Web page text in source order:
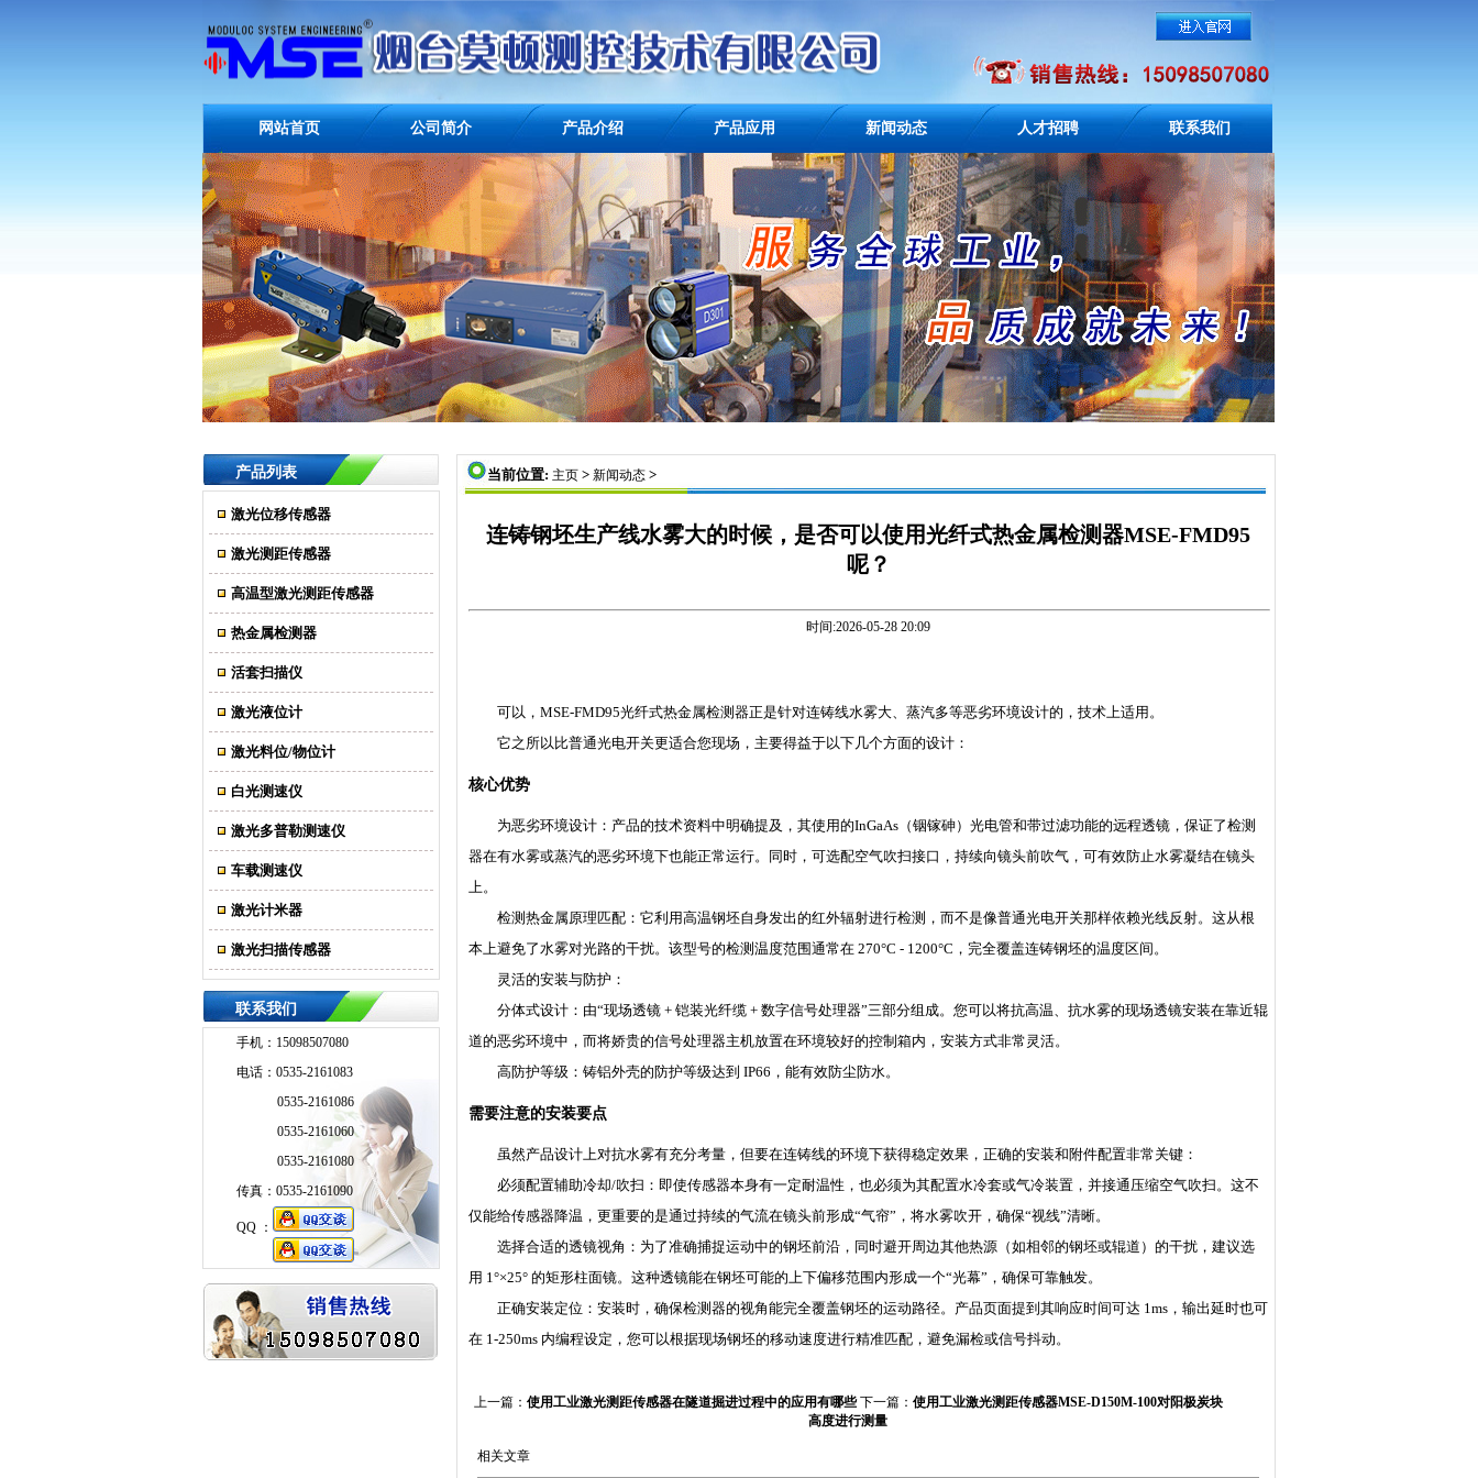
网站首页 公司简介 产品介绍 产品应用 新闻动态 人才招聘 联系我们
产品列表
激光位移传感器
激光测距传感器
高温型激光测距传感器
热金属检测器
活套扫描仪
激光液位计
激光料位/物位计
白光测速仪
激光多普勒测速仪
车载测速仪
激光计米器
激光扫描传感器
联系我们
手机：15098507080
电话：0535-2161083
0535-2161086
0535-2161060
0535-2161080
传真：0535-2161090
QQ ：
当前位置: 主页 > 新闻动态 >
连铸钢坯生产线水雾大的时候，是否可以使用光纤式热金属检测器MSE-FMD95
呢？
时间:2026-05-28 20:09
可以，MSE-FMD95光纤式热金属检测器正是针对连铸线水雾大、蒸汽多等恶劣环境设计的，技术上适用。
它之所以比普通光电开关更适合您现场，主要得益于以下几个方面的设计：
核心优势
为恶劣环境设计：产品的技术资料中明确提及，其使用的InGaAs（铟镓砷）光电管和带过滤功能的远程透镜，保证了检测
器在有水雾或蒸汽的恶劣环境下也能正常运行。同时，可选配空气吹扫接口，持续向镜头前吹气，可有效防止水雾凝结在镜头
上。
检测热金属原理匹配：它利用高温钢坯自身发出的红外辐射进行检测，而不是像普通光电开关那样依赖光线反射。这从根
本上避免了水雾对光路的干扰。该型号的检测温度范围通常在 270°C - 1200°C，完全覆盖连铸钢坯的温度区间。
灵活的安装与防护：
分体式设计：由“现场透镜 + 铠装光纤缆 + 数字信号处理器”三部分组成。您可以将抗高温、抗水雾的现场透镜安装在靠近辊
道的恶劣环境中，而将娇贵的信号处理器主机放置在环境较好的控制箱内，安装方式非常灵活。
高防护等级：铸铝外壳的防护等级达到 IP66，能有效防尘防水。
需要注意的安装要点
虽然产品设计上对抗水雾有充分考量，但要在连铸线的环境下获得稳定效果，正确的安装和附件配置非常关键：
必须配置辅助冷却/吹扫：即使传感器本身有一定耐温性，也必须为其配置水冷套或气冷装置，并接通压缩空气吹扫。这不
仅能给传感器降温，更重要的是通过持续的气流在镜头前形成“气帘”，将水雾吹开，确保“视线”清晰。
选择合适的透镜视角：为了准确捕捉运动中的钢坯前沿，同时避开周边其他热源（如相邻的钢坯或辊道）的干扰，建议选
用 1°×25° 的矩形柱面镜。这种透镜能在钢坯可能的上下偏移范围内形成一个“光幕”，确保可靠触发。
正确安装定位：安装时，确保检测器的视角能完全覆盖钢坯的运动路径。产品页面提到其响应时间可达 1ms，输出延时也可
在 1-250ms 内编程设定，您可以根据现场钢坯的移动速度进行精准匹配，避免漏检或信号抖动。
上一篇： 使用工业激光测距传感器在隧道掘进过程中的应用有哪些下一篇： 使用工业激光测距传感器MSE-D150M-100对阳极炭块
高度进行测量
相关文章